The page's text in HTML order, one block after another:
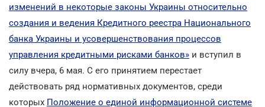
изменений в некоторые законы Украины относительно
создания и ведения Кредитного реестра Национального
банка Украины и усовершенствования процессов
управления кредитными рисками банков» и вступил в
силу вчера, 6 мая. С его принятием перестает
действовать ряд нормативных документов, среди
которых Положение о единой информационной системе